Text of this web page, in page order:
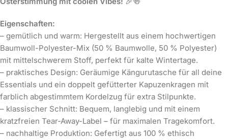
Eigenschaften:
– gemütlich und warm: Hergestellt aus einem hochwertigen
Baumwoll-Polyester-Mix (50 % Baumwolle, 50 % Polyester)
mit mittelschwerem Stoff, perfekt für kalte Wintertage.
– praktisches Design: Geräumige Kängurutasche für all deine
Essentials und ein doppelt gefütterter Kapuzenkragen mit
farblich abgestimmtem Kordelzug für extra Stilpunkte.
– klassischer Schnitt: Bequem, langlebig und mit einem
kratzfreien Tear-Away-Label – für maximalen Tragekomfort.
– nachhaltige Produktion: Gefertigt aus 100 % ethisch